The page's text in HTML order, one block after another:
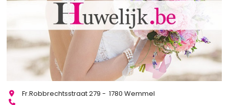
Fr.Robbrechtsstraat 279 - 1780 Wemmel